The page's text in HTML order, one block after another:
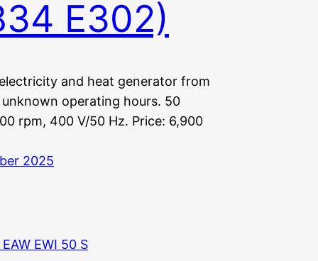
E302)
and heat generator from
operating hours. 50
rpm, 400 V/50 Hz. Price: 6,900
2025